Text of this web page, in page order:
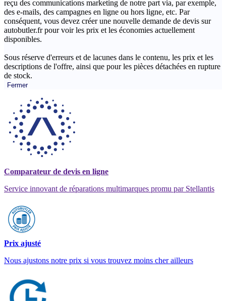
reçu des communications marketing de notre part via, par exemple,
des e-mails, des campagnes en ligne ou hors ligne, etc. Par
conséquent, vous devez créer une nouvelle demande de devis sur
autobutler.fr pour voir les prix et les économies actuellement
disponibles.
Sous réserve d'erreurs et de lacunes dans le contenu, les prix et les
descriptions de l'offre, ainsi que pour les pièces détachées en rupture
de stock.
Fermer
Comparateur de devis en ligne
Service innovant de réparations multimarques promu par Stellantis
Prix ajusté
Nous ajustons notre prix si vous trouvez moins cher ailleurs